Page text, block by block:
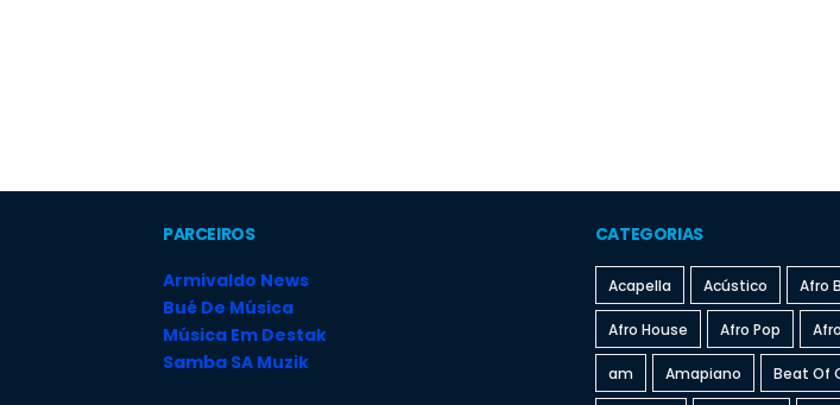
PARCEIROS
Armivaldo News
Bué De Música
Música Em Destak
Samba SA Muzik
CATEGORIAS
Acapella Acústico Afro
Afro House Afro Pop
am Amapiano Beat Of